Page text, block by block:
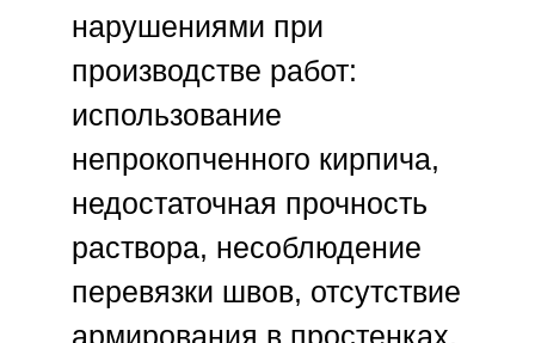
нарушениями при
производстве работ:
использование
непрокопченного кирпича,
недостаточная прочность
раствора, несоблюдение
перевязки швов, отсутствие
армирования в простенках.